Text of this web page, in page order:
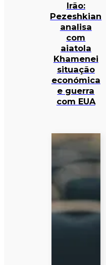
Irão:
Pezeshkian
analisa
com
aiatola
Khamenei
situação
económica
e guerra
com EUA